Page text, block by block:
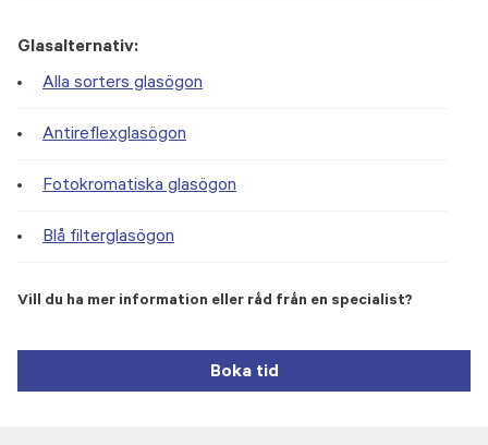
Glasalternativ:
Alla sorters glasögon
Antireflexglasögon
Fotokromatiska glasögon
Blå filterglasögon
Vill du ha mer information eller råd från en specialist?
Boka tid